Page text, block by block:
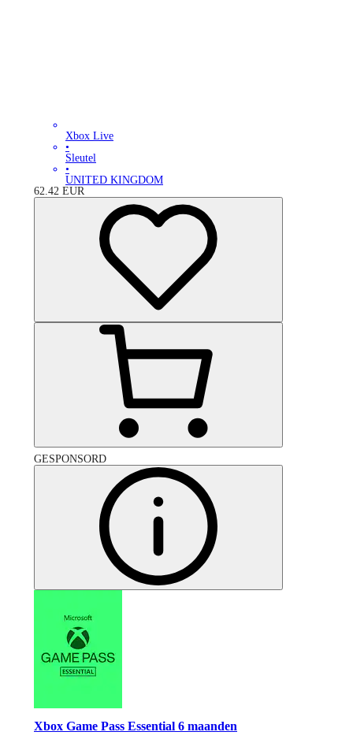
Xbox Live
•
Sleutel
•
UNITED KINGDOM
62.42 EUR
GESPONSORD
Xbox Game Pass Essential 6 maanden